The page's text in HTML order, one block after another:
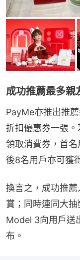
成功推薦最多
PayMe亦推出推
折扣優惠券一張
領取消費券，首
後8名用戶亦可獲
換言之，成功推
賞；同時連同大
Model 3向用戶送
布。